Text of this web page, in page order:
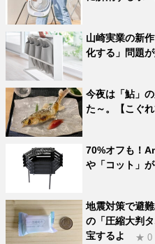
山崎実業の新
化する」問題が
今夜は「鮎」
た～。【こぐ
70%オフも！
や「コット」
地震対策で避
の「圧縮大判
宝するよ
★ 0